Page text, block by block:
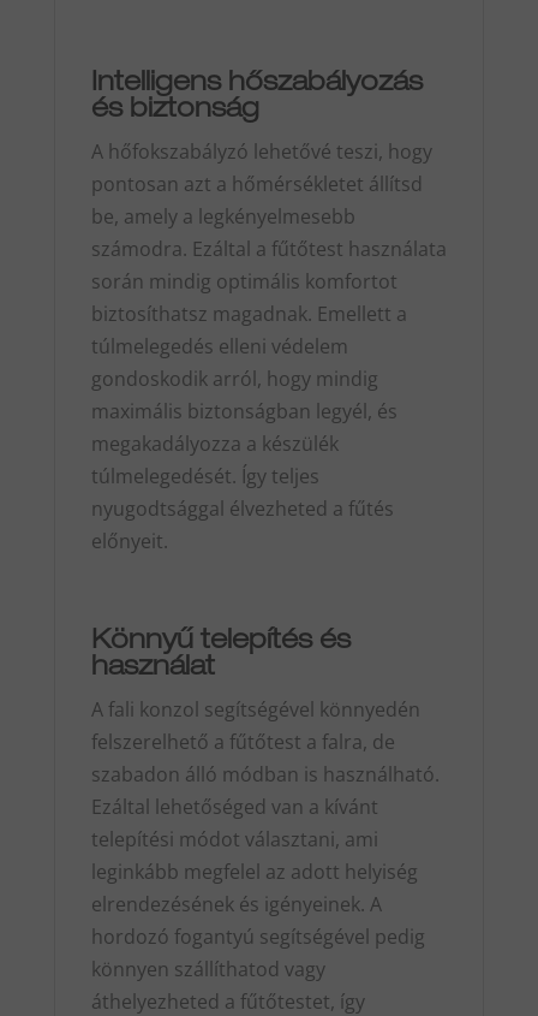
Intelligens hőszabályozás
és biztonság
A hőfokszabályzó lehetővé teszi, hogy
pontosan azt a hőmérsékletet állítsd
be, amely a legkényelmesebb
számodra. Ezáltal a fűtőtest használata
során mindig optimális komfortot
biztosíthatsz magadnak. Emellett a
túlmelegedés elleni védelem
gondoskodik arról, hogy mindig
maximális biztonságban legyél, és
megakadályozza a készülék
túlmelegedését. Így teljes
nyugodtsággal élvezheted a fűtés
előnyeit.
Könnyű telepítés és
használat
A fali konzol segítségével könnyedén
felszerelhető a fűtőtest a falra, de
szabadon álló módban is használható.
Ezáltal lehetőséged van a kívánt
telepítési módot választani, ami
leginkább megfelel az adott helyiség
elrendezésének és igényeinek. A
hordozó fogantyú segítségével pedig
könnyen szállíthatod vagy
áthelyezheted a fűtőtestet, így